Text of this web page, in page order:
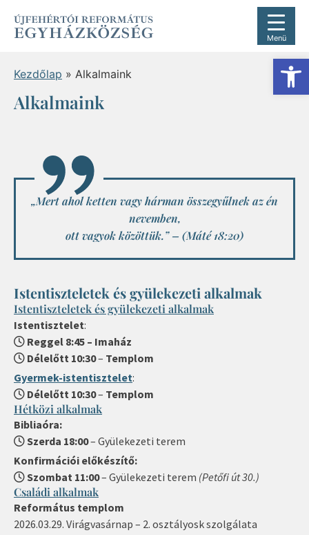
Menü
Kezdőlap » Alkalmaink
Alkalmaink
„Mert ahol ketten vagy hárman összegyűlnek az én
nevemben,
ott vagyok közöttük.” – (Máté 18:20)
Istentiszteletek és gyülekezeti alkalmak
Istentiszteletek és gyülekezeti alkalmak
Istentisztelet:
Reggel 8:45 – Imaház
Délelőtt 10:30– Templom
Gyermek-istentisztelet:
Délelőtt 10:30– Templom
Hétközi alkalmak
Bibliaóra:
Szerda 18:00– Gyülekezeti terem
Konfirmációi előkészítő:
Szombat 11:00– Gyülekezeti terem (Petőfi út 30.)
Családi alkalmak
Református templom
2026.03.29. Virágvasárnap – 2. osztályosk szolgálata